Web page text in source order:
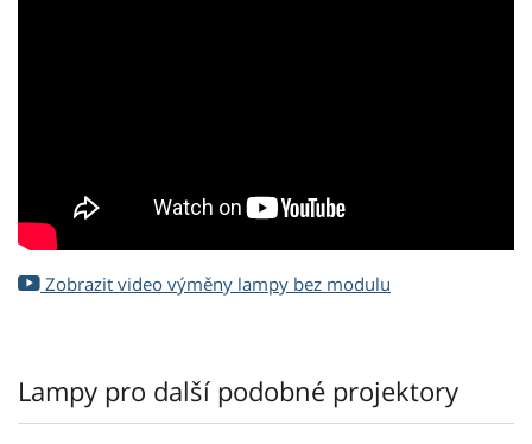
Zobrazit video výměny lampy bez modulu
Lampy pro další podobné projektory